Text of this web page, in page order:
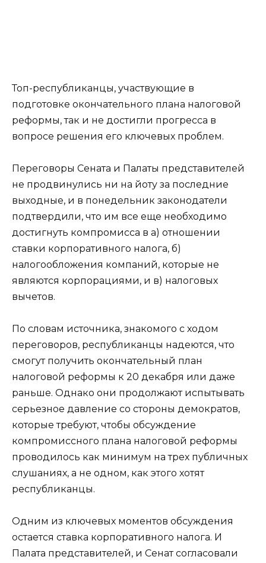
Топ-республиканцы, участвующие в
подготовке окончательного плана налоговой
реформы, так и не достигли прогресса в
вопросе решения его ключевых проблем.
Переговоры Сената и Палаты представителей
не продвинулись ни на йоту за последние
выходные, и в понедельник законодатели
подтвердили, что им все еще необходимо
достигнуть компромисса в а) отношении
ставки корпоративного налога, б)
налогообложения компаний, которые не
являются корпорациями, и в) налоговых
вычетов.
По словам источника, знакомого с ходом
переговоров, республиканцы надеются, что
смогут получить окончательный план
налоговой реформы к 20 декабря или даже
раньше. Однако они продолжают испытывать
серьезное давление со стороны демократов,
которые требуют, чтобы обсуждение
компромиссного плана налоговой реформы
проводилось как минимум на трех публичных
слушаниях, а не одном, как этого хотят
республиканцы.
Одним из ключевых моментов обсуждения
остается ставка корпоративного налога. И
Палата представителей, и Сенат согласовали